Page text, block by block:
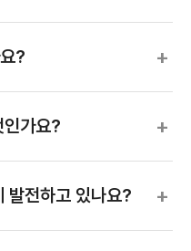
? +
인가요? +
발전하고 있나요? +